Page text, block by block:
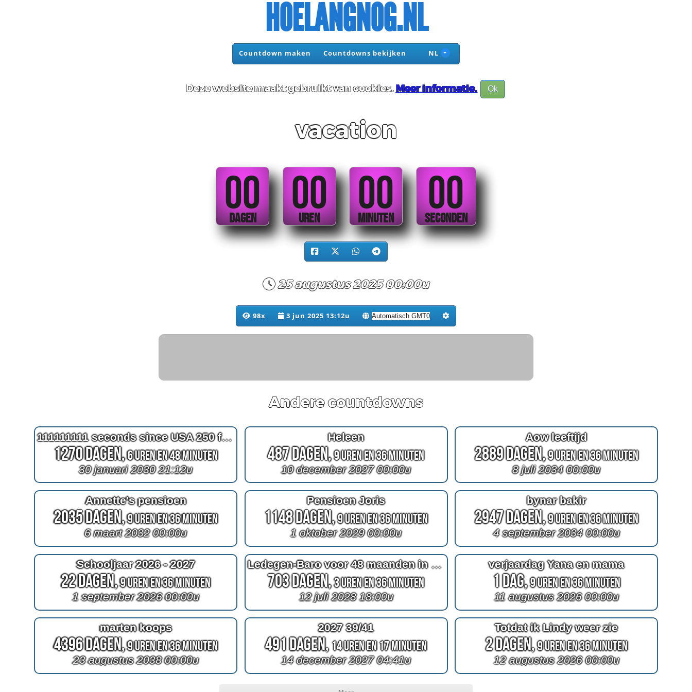
HOELANGNOG.NL
Countdown maken Countdowns bekijken NL
Deze website maakt gebruikt van cookies.Meer informatie. Ok
vacation
00
DAGEN
00
UREN
00
MINUTEN
00
SECONDEN
25 augustus 2025 00:00u
98x 3 jun 2025 13:12u
Andere countdowns
111111111 seconds since USA 250 fireworks
1270 Dagen,6 Uren en 48 Minuten
30 januari 2030 21:12u
Heleen
487 Dagen,9 Uren en 36 Minuten
10 december 2027 00:00u
Aow leeftijd
2889 Dagen,9 Uren en 36 Minuten
8 juli 2034 00:00u
Annette's pensioen
2035 Dagen,9 Uren en 36 Minuten
6 maart 2032 00:00u
Pensioen Joris
1148 Dagen,9 Uren en 36 Minuten
1 oktober 2029 00:00u
bynar bakir
2947 Dagen,9 Uren en 36 Minuten
4 september 2034 00:00u
Schooljaar 2026 - 2027
22 Dagen,9 Uren en 36 Minuten
1 september 2026 00:00u
Ledegen-Baro voor 48 maanden in Utah
703 Dagen,3 Uren en 36 Minuten
12 juli 2028 18:00u
verjaardag Yana en mama
1 Dag,9 Uren en 36 Minuten
11 augustus 2026 00:00u
marten koops
4396 Dagen,9 Uren en 36 Minuten
23 augustus 2038 00:00u
2027 39/41
491 Dagen,14 Uren en 17 Minuten
14 december 2027 04:41u
Totdat ik Lindy weer zie
2 Dagen,9 Uren en 36 Minuten
12 augustus 2026 00:00u